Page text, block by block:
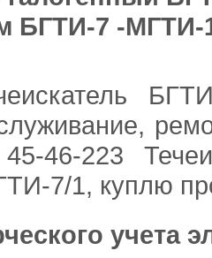
БГТИ-7 -МГТИ-
46-223
7/1, куплю
учета